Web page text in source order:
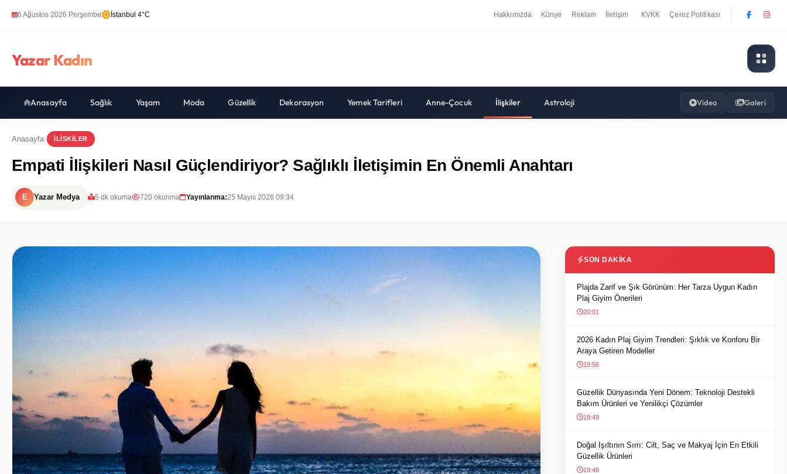
6 Ağustos 2026 Perşembe İstanbul 4°C Hakkımızda Künye Reklam İletişim KVKK Çerez Politikası
Yazar Kadın
Anasayfa Sağlık Yaşam Moda Güzellik Dekorasyon Yemek Tarifleri Anne-Çocuk İlişkiler Astroloji Video Galeri
Anasayfa ILISKILER
Empati İlişkileri Nasıl Güçlendiriyor? Sağlıklı İletişimin En Önemli Anahtarı
E Yazar Medya 5 dk okuma 720 okunma Yayınlanma:25 Mayıs 2026 09:34
SON DAKIKA
Plajda Zarif ve Şık Görünüm: Her Tarza Uygun Kadın
Plaj Giyim Önerileri
20:01
2026 Kadın Plaj Giyim Trendleri: Şıklık ve Konforu Bir
Araya Getiren Modeller
19:56
Güzellik Dünyasında Yeni Dönem: Teknoloji Destekli
Bakım Ürünleri ve Yenilikçi Çözümler
19:49
Doğal Işıltının Sırrı: Cilt, Saç ve Makyaj İçin En Etkili
Güzellik Ürünleri
19:48